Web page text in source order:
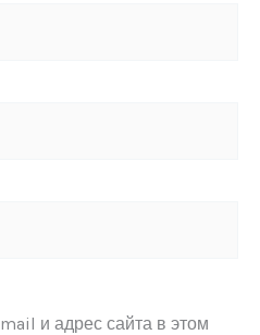
и адрес сайта в этом